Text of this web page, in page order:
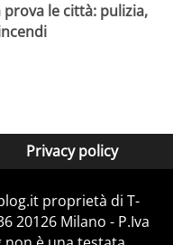
le città: pulizia,
Privacy policy
proprietà di T-
20126 Milano - P.Iva